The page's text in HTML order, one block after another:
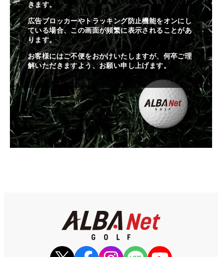
きます。
広告ブロッカーやトラッキング防止機能をオンにし
ている場合、この画面が頻繁に表示されることがあ
ります。
お客様にはご不便をおかけいたしますが、何卒ご理
解いただきますよう、お願い申し上げます。